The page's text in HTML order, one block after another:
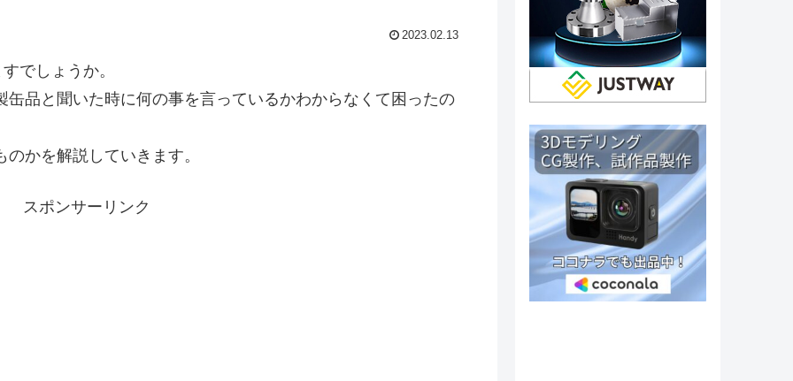
2023.02.13
でしょうか。
品と聞いた時に何の事を言っているかわからなくて困ったの
かを解説していきます。
スポンサーリンク